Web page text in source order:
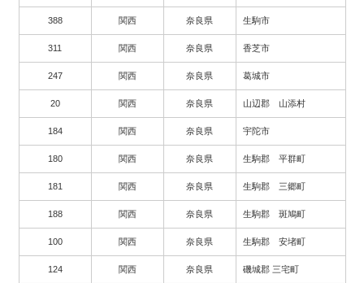
388 関西 奈良県 生駒市
311 関西 奈良県 香芝市
247 関西 奈良県 葛城市
20 関西 奈良県 山辺郡 山添村
184 関西 奈良県 宇陀市
180 関西 奈良県 生駒郡 平群町
181 関西 奈良県 生駒郡 三郷町
188 関西 奈良県 生駒郡 斑鳩町
100 関西 奈良県 生駒郡 安堵町
124 関西 奈良県 磯城郡 三宅町